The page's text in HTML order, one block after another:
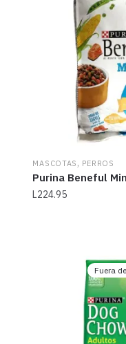
MASCOTAS , PERROS
Purina Beneful
L224.95
Fuera